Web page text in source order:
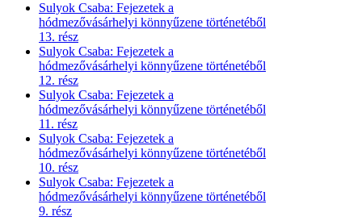
Sulyok Csaba: Fejezetek a
hódmezővásárhelyi könnyűzene történetéből
13. rész
Sulyok Csaba: Fejezetek a
hódmezővásárhelyi könnyűzene történetéből
12. rész
Sulyok Csaba: Fejezetek a
hódmezővásárhelyi könnyűzene történetéből
11. rész
Sulyok Csaba: Fejezetek a
hódmezővásárhelyi könnyűzene történetéből
10. rész
Sulyok Csaba: Fejezetek a
hódmezővásárhelyi könnyűzene történetéből
9. rész